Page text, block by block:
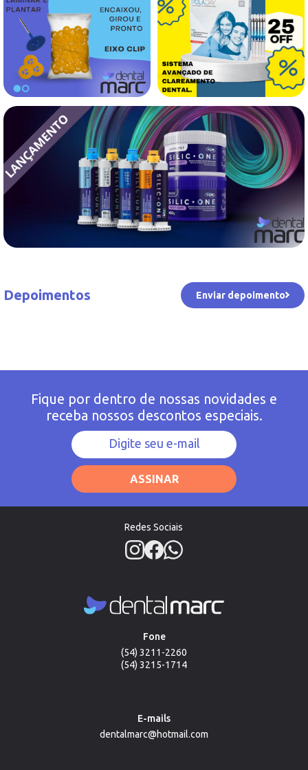
Depoimentos Enviar depoimento
Fique por dentro de nossas novidades e
receba nossos descontos especiais.
ASSINAR
Redes Sociais
Fone
(54) 3211-2260
(54) 3215-1714
E-mails
dentalmarc@hotmail.com